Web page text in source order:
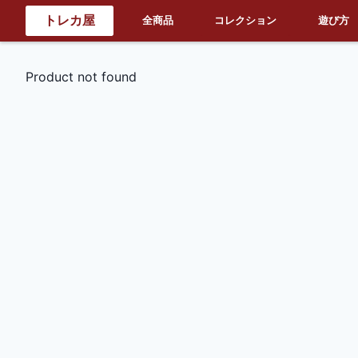
トレカ屋 全商品 コレクション 遊び方
Product not found